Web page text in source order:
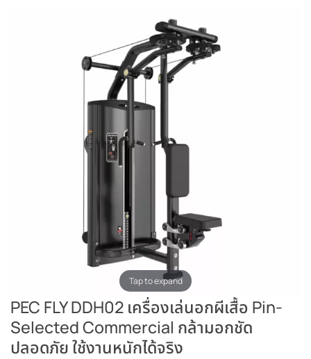
Tap to expand
PEC FLY DDH02 เครื่องเล่นอกผีเสื้อ Pin-
Selected Commercial กล้ามอกชัด
ปลอดภัย ใช้งานหนักได้จริง